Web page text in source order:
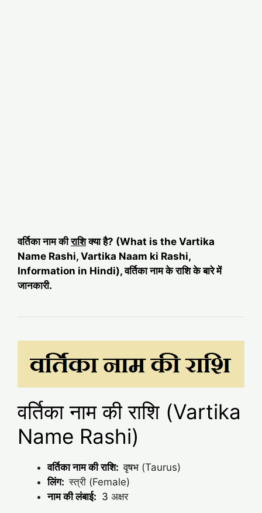
वर्तिका नाम कीराशिक्या है? (What is the Vartika
Name Rashi, Vartika Naam ki Rashi,
Information in Hindi), वर्तिका नाम के राशि के बारे में
जानकारी.
वर्तिका नाम की राशि (Vartika
Name Rashi)
वर्तिका नाम की राशि:वृषभ (Taurus)
लिंग:स्त्री (Female)
नाम की लंबाई: 3 अक्षर